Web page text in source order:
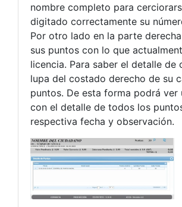
nombre completo para
digitado correctamente su
Por otro lado en la parte
sus puntos con lo que
licencia. Para saber el detalle de
lupa del costado derecho de su
puntos. De esta forma podrá ver
con el detalle de todos los
respectiva fecha y observación.